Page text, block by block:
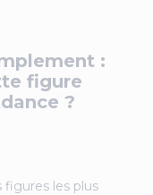
:
figure
?
figures les plus